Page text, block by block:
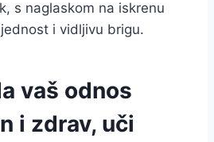
s naglaskom na iskrenu
i vidljivu brigu.
vaš odnos
i zdrav, uči